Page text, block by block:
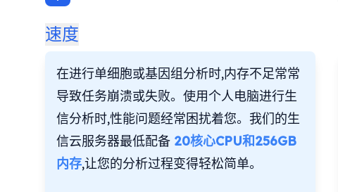
速度
在进行单细胞或基因组分析时,内存不足常常
导致任务崩溃或失败。使用个人电脑进行生
信分析时,性能问题经常困扰着您。我们的生
信云服务器最低配备 20核心CPU和256GB
内存,让您的分析过程变得轻松简单。